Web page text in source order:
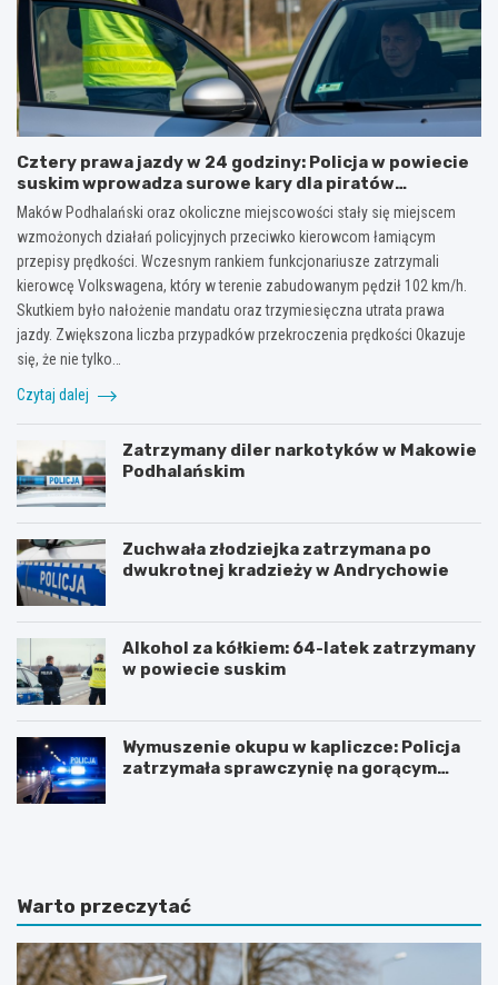
Cztery prawa jazdy w 24 godziny: Policja w powiecie
suskim wprowadza surowe kary dla piratów
drogowych!
Maków Podhalański oraz okoliczne miejscowości stały się miejscem
wzmożonych działań policyjnych przeciwko kierowcom łamiącym
przepisy prędkości. Wczesnym rankiem funkcjonariusze zatrzymali
kierowcę Volkswagena, który w terenie zabudowanym pędził 102 km/h.
Skutkiem było nałożenie mandatu oraz trzymiesięczna utrata prawa
jazdy. Zwiększona liczba przypadków przekroczenia prędkości Okazuje
się, że nie tylko…
Czytaj dalej
Zatrzymany diler narkotyków w Makowie
Podhalańskim
Zuchwała złodziejka zatrzymana po
dwukrotnej kradzieży w Andrychowie
Alkohol za kółkiem: 64-latek zatrzymany
w powiecie suskim
Wymuszenie okupu w kapliczce: Policja
zatrzymała sprawczynię na gorącym
Z
n
y
w
z
Z
s
k
o
t
Warto przeczytać